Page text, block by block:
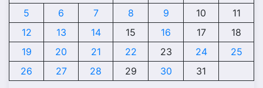
5
6 7 8 9 10
11
12
13 14 15 16 17
18
19
20 21 22 23 24
25
26
27 28 29 30 31